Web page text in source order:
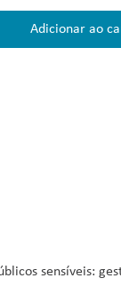
Adicionar ao
sensíveis: